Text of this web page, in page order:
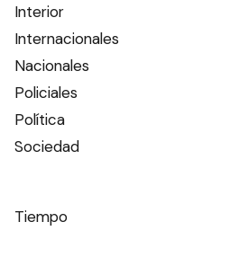
Interior
Internacionales
Nacionales
Policiales
Política
Sociedad
Tiempo